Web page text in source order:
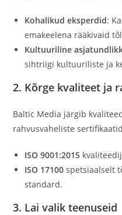
Kohalikud eksperdid:
emakeelena rääkivaid
Kultuuriline
sihtriigi kultuuriliste ja
2. Kõrge kvaliteet ja
Baltic Media järgib
rahvusvaheliste
ISO 9001:2015
ISO 17100 spetsiaalselt
standard.
3. Lai valik teenuseid